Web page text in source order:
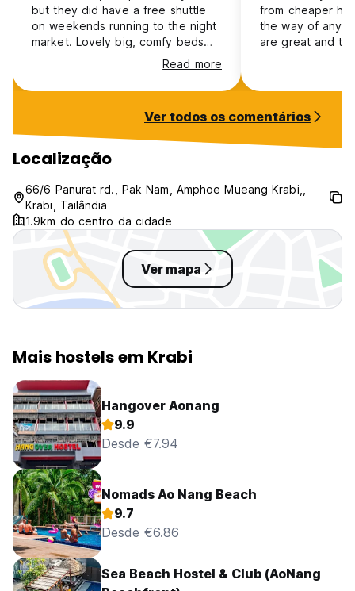
but they did have a free shuttle
on weekends running to the night
market. Lovely big, comfy beds
and it was quiet and clean! I used
it as a stop before the airport and
it was perfect, would highly
room within a hostel - I loved it
and about 15 mins from Krabi
airport.
Read more
from cheaper
the way of
are great and tv
Ver todos os comentários
Localização
66/6 Panurat rd., Pak Nam, Amphoe Mueang Krabi,,
Krabi, Tailândia
1.9km do centro da cidade
Ver mapa
Mais hostels em Krabi
Hangover Aonang
9.9
Desde €7.94
Nomads Ao Nang Beach
9.7
Desde €6.86
Sea Beach Hostel & Club (AoNang